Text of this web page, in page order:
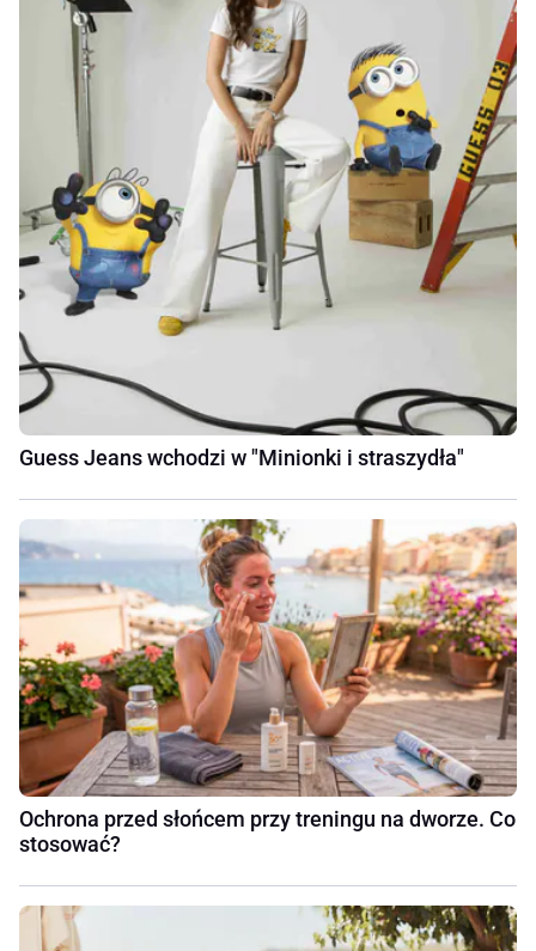
Guess Jeans wchodzi w "Minionki i straszydła"
Ochrona przed słońcem przy treningu na dworze. Co
stosować?